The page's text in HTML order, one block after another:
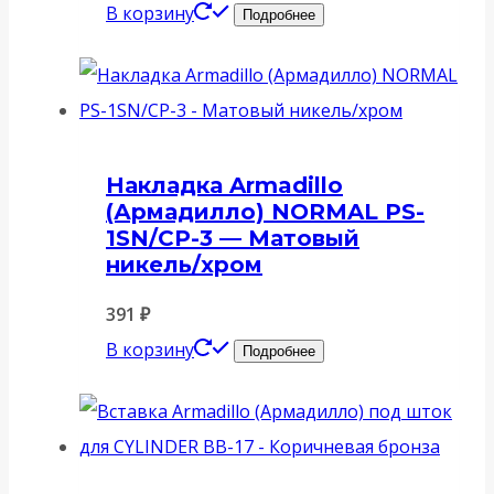
В корзину Подробнее
Накладка Armadillo
(Армадилло) NORMAL PS-
1SN/CP-3 — Матовый
никель/хром
391 ₽
В корзину
Подробнее